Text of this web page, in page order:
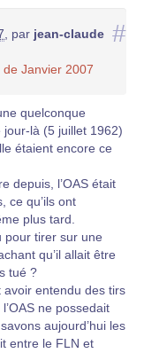
ne peut pas
Mais avec ce
tenez déjà un
compliment, je vous
voeux de bonne
davantage
pour élucider
!
#
par jean-claude
de Janvier 2007
quelconque
jour-là (5 juillet 1962)
étaient encore ce
depuis, l’OAS était
ce qu’ils ont
plus tard.
pour tirer sur une
qu’il allait être
tué ?
entendu des tirs
ne possedait
aujourd’hui les
entre le FLN et